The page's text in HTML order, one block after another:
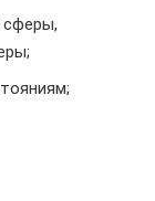
сферы,